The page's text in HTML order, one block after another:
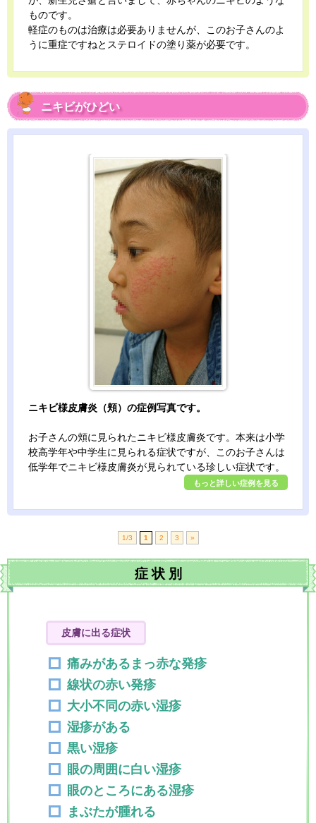
ものです。
軽症のものは治療は必要ありませんが、このお子さんのよ
うに重症ですねとステロイドの塗り薬が必要です。
ニキビがひどい
ニキビ様皮膚炎（頬）の症例写真です。
お子さんの頬に見られたニキビ様皮膚炎です。本来は小学
校高学年や中学生に見られる症状ですが、このお子さんは
低学年でニキビ様皮膚炎が見られている珍しい症状です。
もっと詳しい症例を見る
1/3 1 2 3 »
症 状 別
皮膚に出る症状
痛みがあるまっ赤な発疹
線状の赤い発疹
大小不同の赤い湿疹
湿疹がある
黒い湿疹
眼の周囲に白い湿疹
眼のところにある湿疹
まぶたが腫れる